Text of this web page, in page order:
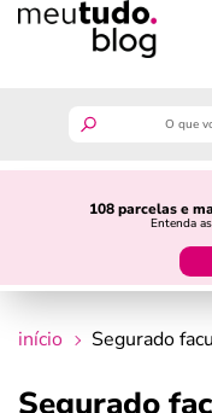
108 parcelas e
Entenda
guia do
início Segurado
Segurado